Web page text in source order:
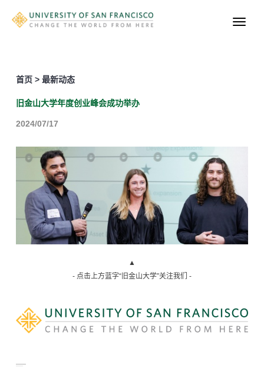
首页 > 最新动态
旧金山大学年度创业峰会成功举办
2024/07/17
▲
- 点击上方蓝字“旧金山大学”关注我们 -